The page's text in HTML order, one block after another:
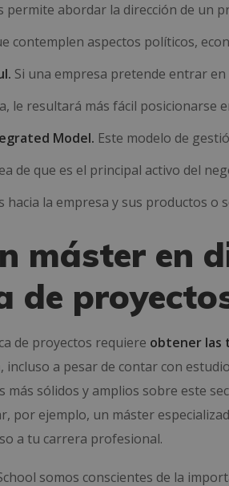
permite abordar la dirección de un
contemplen aspectos políticos,
Si una empresa pretende entrar
le resultará más fácil posicionarse
Model. Este modelo de
de que es el principal activo del
la empresa y sus productos o
máster en
de
de proyectos requiere obtener las
, incluso a pesar de contar con
sólidos y amplios sobre este
por ejemplo, un máster
a tu carrera profesional.
somos conscientes de la